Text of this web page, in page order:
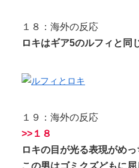
１８：海外の反応
ロキはギア5のルフィと同
１９：海外の反応
>>１８
ロキの目が光る表現がめっ
この男はゴミクズどもに屈